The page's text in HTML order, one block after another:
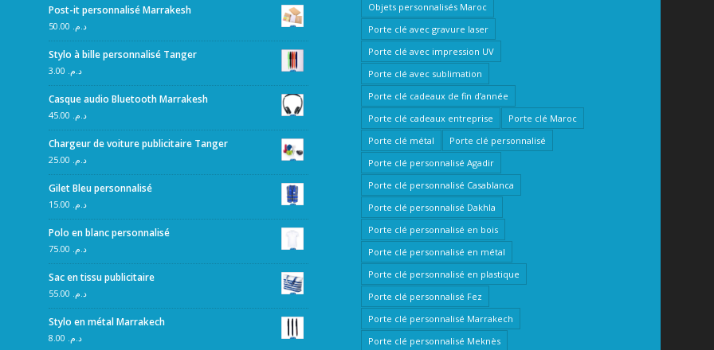
Post-it personnalisé Marrakesh
د.م.
Stylo à bille personnalisé Tanger
د.م.
Casque audio Bluetooth Marrakesh
د.م.
Chargeur de voiture publicitaire Tanger
د.م.
Gilet Bleu personnalisé
د.م.
Polo en blanc personnalisé
د.م.
Sac en tissu publicitaire
د.م.
Stylo en métal Marrakech
د.م.
Objets personnalisés Maroc
Porte clé avec gravure laser
Porte clé avec impression UV
Porte clé avec sublimation
Porte clé cadeaux de fin d’année
Porte clé cadeaux entreprise
Porte clé Maroc
Porte clé métal
Porte clé personnalisé
Porte clé personnalisé Agadir
Porte clé personnalisé Casablanca
Porte clé personnalisé Dakhla
Porte clé personnalisé en bois
Porte clé personnalisé en métal
Porte clé personnalisé en plastique
Porte clé personnalisé Fez
Porte clé personnalisé Marrakech
Porte clé personnalisé Meknès